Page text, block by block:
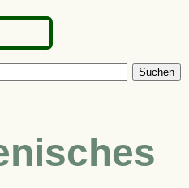
Suchen